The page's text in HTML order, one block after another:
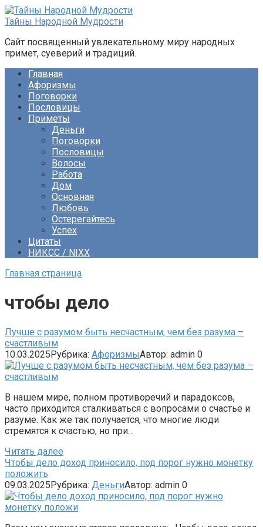
Перейти
к
Тайны Народной Мудрости
Сайт посвященный увлекательному миру народных
примет, суеверий и традиций.
Главная
Афоризмы
Поговорки
Пословицы
Приметы
Деньги
Поговорки
Пословицы
Волосы
Работа
Дом
Основная
Любовь
Остерегайтесь
Успех
Цитаты
НИКСС / NIXX
Главная страница
чтобы дело
Лучше с разумом быть несчастным, чем без разума –
счастливым
10.03.2025Рубрика: АфоризмыАвтор: admin 0
В нашем мире, полном противоречий и парадоксов,
часто приходится сталкиваться с вопросами о счастье и
разуме. Как же так получается, что многие люди
стремятся к счастью, но при…
Читать далее
Чтобы дело доход приносило, под порог нужно монетку
положить
09.03.2025Рубрика: ДеньгиАвтор: admin 0